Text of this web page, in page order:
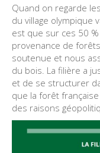
Quand on regarde
du village olympique
est que sur ces 50
provenance de
soutenue et nous
du bois. La filière a
et de se structurer
que la forêt
des raisons